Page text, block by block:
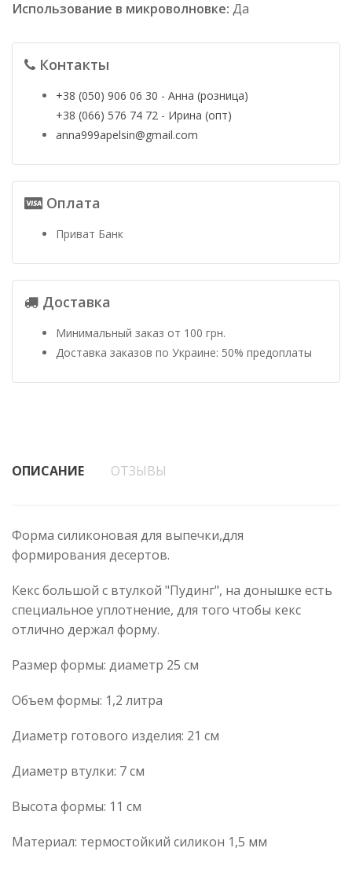
Использование в микроволновке: Да
Контакты
+38 (050) 906 06 30 - Анна (розница)
+38 (066) 576 74 72 - Ирина (опт)
anna999apelsin@gmail.com
Оплата
Приват Банк
Доставка
Минимальный заказ от 100 грн.
Доставка заказов по Украине: 50% предоплаты
ОПИСАНИЕ ОТЗЫВЫ
Форма силиконовая для выпечки,для
формирования десертов.
Кекс большой с втулкой "Пудинг", на донышке есть
специальное уплотнение, для того чтобы кекс
отлично держал форму.
Размер формы: диаметр 25 см
Объем формы: 1,2 литра
Диаметр готового изделия: 21 см
Диаметр втулки: 7 см
Высота формы: 11 см
Материал: термостойкий силикон 1,5 мм